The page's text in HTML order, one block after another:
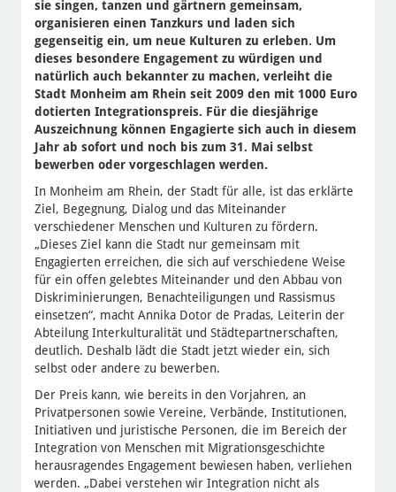
sie singen, tanzen und gärtnern gemeinsam,
organisieren einen Tanzkurs und laden sich
gegenseitig ein, um neue Kulturen zu erleben. Um
dieses besondere Engagement zu würdigen und
natürlich auch bekannter zu machen, verleiht die
Stadt Monheim am Rhein seit 2009 den mit 1000 Euro
dotierten Integrationspreis. Für die diesjährige
Auszeichnung können Engagierte sich auch in diesem
Jahr ab sofort und noch bis zum 31. Mai selbst
bewerben oder vorgeschlagen werden.
In Monheim am Rhein, der Stadt für alle, ist das erklärte
Ziel, Begegnung, Dialog und das Miteinander
verschiedener Menschen und Kulturen zu fördern.
„Dieses Ziel kann die Stadt nur gemeinsam mit
Engagierten erreichen, die sich auf verschiedene Weise
für ein offen gelebtes Miteinander und den Abbau von
Diskriminierungen, Benachteiligungen und Rassismus
einsetzen“, macht Annika Dotor de Pradas, Leiterin der
Abteilung Interkulturalität und Städtepartnerschaften,
deutlich. Deshalb lädt die Stadt jetzt wieder ein, sich
selbst oder andere zu bewerben.
Der Preis kann, wie bereits in den Vorjahren, an
Privatpersonen sowie Vereine, Verbände, Institutionen,
Initiativen und juristische Personen, die im Bereich der
Integration von Menschen mit Migrationsgeschichte
herausragendes Engagement bewiesen haben, verliehen
werden. „Dabei verstehen wir Integration nicht als